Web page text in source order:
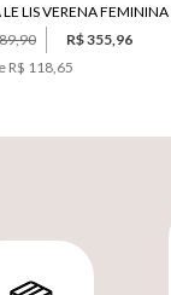
LE LIS VERENA FEMININA
R$ 355,96
R$ 118,65